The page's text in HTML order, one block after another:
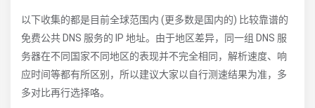
以下收集的都是目前全球范围内 (更多数是国内的) 比较靠谱的
免费公共 DNS 服务的 IP 地址。由于地区差异，同一组 DNS 服
务器在不同国家不同地区的表现并不完全相同，解析速度、响
应时间等都有所区别，所以建议大家以自行测速结果为准，多
多对比再行选择咯。